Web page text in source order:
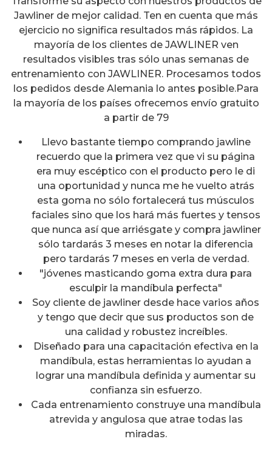
Jawliner de mejor calidad. Ten en cuenta que más
ejercicio no significa resultados más rápidos. La
mayoría de los clientes de JAWLINER ven
resultados visibles tras sólo unas semanas de
entrenamiento con JAWLINER. Procesamos todos
los pedidos desde Alemania lo antes posible.Para
la mayoría de los países ofrecemos envío gratuito
a partir de 79
Llevo bastante tiempo comprando jawline
recuerdo que la primera vez que vi su página
era muy escéptico con el producto pero le di
una oportunidad y nunca me he vuelto atrás
esta goma no sólo fortalecerá tus músculos
faciales sino que los hará más fuertes y tensos
que nunca así que arriésgate y compra jawliner
sólo tardarás 3 meses en notar la diferencia
pero tardarás 7 meses en verla de verdad.
"jóvenes masticando goma extra dura para
esculpir la mandíbula perfecta"
Soy cliente de jawliner desde hace varios años
y tengo que decir que sus productos son de
una calidad y robustez increíbles.
Diseñado para una capacitación efectiva en la
mandíbula, estas herramientas lo ayudan a
lograr una mandíbula definida y aumentar su
confianza sin esfuerzo.
Cada entrenamiento construye una mandíbula
atrevida y angulosa que atrae todas las
miradas.